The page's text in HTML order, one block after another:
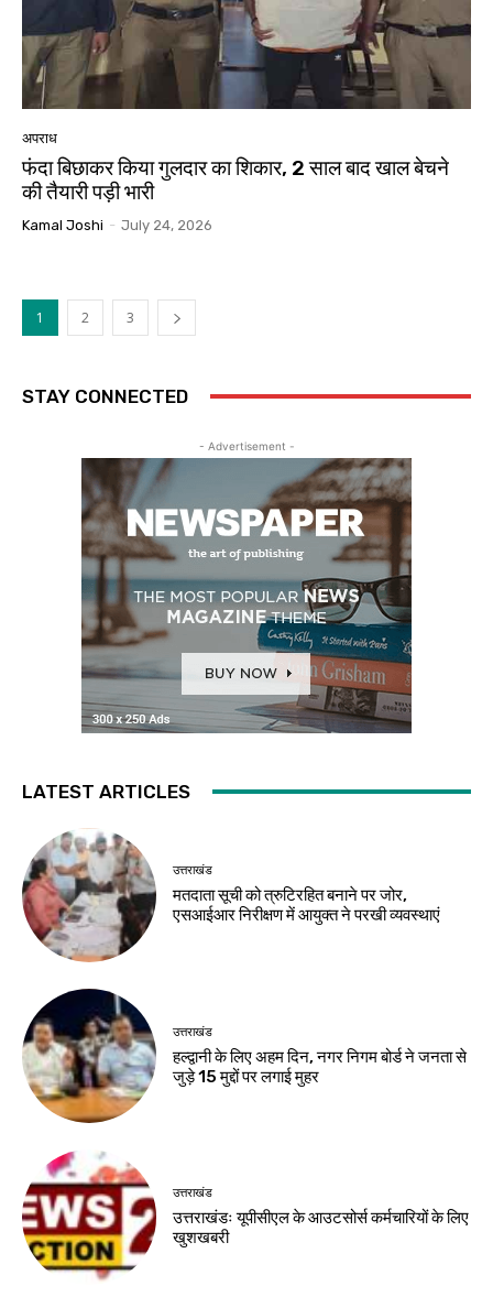
अपराध
फंदा बिछाकर किया गुलदार का शिकार, 2 साल बाद खाल बेचने
की तैयारी पड़ी भारी
Kamal Joshi - July 24, 2026
1 2 3
STAY CONNECTED
- Advertisement -
LATEST ARTICLES
उत्तराखंड
मतदाता सूची को त्रुटिरहित बनाने पर जोर,
एसआईआर निरीक्षण में आयुक्त ने परखी व्यवस्थाएं
उत्तराखंड
हल्द्वानी के लिए अहम दिन, नगर निगम बोर्ड ने जनता से
जुड़े 15 मुद्दों पर लगाई मुहर
उत्तराखंड
उत्तराखंडः यूपीसीएल के आउटसोर्स कर्मचारियों के लिए
खुशखबरी